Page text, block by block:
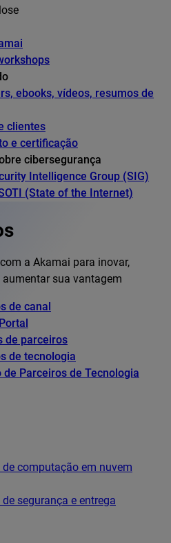
ebooks, vídeos, resumos de
clientes
e certificação
cibersegurança
Intelligence Group (SIG)
(State of the Internet)
a Akamai para inovar,
sua vantagem
de canal
de parceiros
de tecnologia
de Parceiros de Tecnologia
de computação em nuvem
segurança e entrega